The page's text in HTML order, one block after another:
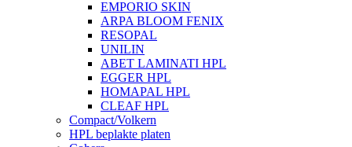
EMPORIO SKIN
ARPA BLOOM FENIX
RESOPAL
UNILIN
ABET LAMINATI HPL
EGGER HPL
HOMAPAL HPL
CLEAF HPL
Compact/Volkern
HPL beplakte platen